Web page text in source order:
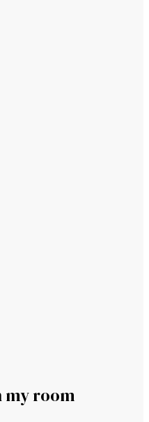
my room